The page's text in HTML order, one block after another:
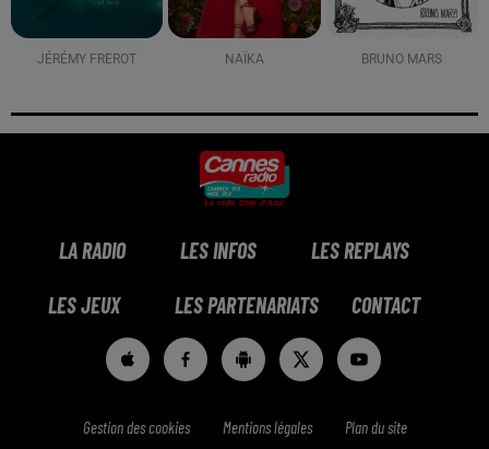
JÉRÉMY FREROT NAÏKA BRUNO MARS
LA RADIO LES INFOS LES REPLAYS
LES JEUX LES PARTENARIATS CONTACT
Gestion des cookies Mentions légales Plan du site